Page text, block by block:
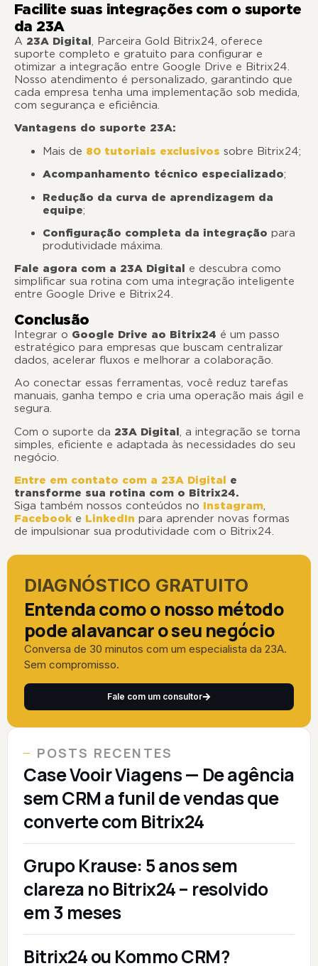
Facilite suas integrações com o suporte
da 23A
A 23A Digital, Parceira Gold Bitrix24, oferece
suporte completo e gratuito para configurar e
otimizar a integração entre Google Drive e Bitrix24.
Nosso atendimento é personalizado, garantindo que
cada empresa tenha uma implementação sob medida,
com segurança e eficiência.
Vantagens do suporte 23A:
Mais de 80 tutoriais exclusivos sobre Bitrix24;
Acompanhamento técnico especializado;
Redução da curva de aprendizagem da
equipe;
Configuração completa da integração para
produtividade máxima.
Fale agora com a 23A Digital
e descubra como
simplificar sua rotina com uma integração inteligente
entre Google Drive e Bitrix24.
Conclusão
Integrar o Google Drive ao Bitrix24 é um passo
estratégico para empresas que buscam centralizar
dados, acelerar fluxos e melhorar a colaboração.
Ao conectar essas ferramentas, você reduz tarefas
manuais, ganha tempo e cria uma operação mais ágil e
segura.
Com o suporte da 23A Digital, a integração se torna
simples, eficiente e adaptada às necessidades do seu
negócio.
Entre em contato com a 23A Digital e
transforme sua rotina com o Bitrix24.
Siga também nossos conteúdos no Instagram,
Facebook e LinkedIn para aprender novas formas
de impulsionar sua produtividade com o Bitrix24.
DIAGNÓSTICO GRATUITO
Entenda como o nosso método
pode alavancar o seu negócio
Conversa de 30 minutos com um especialista da 23A.
Sem compromisso.
Fale com um consultor
POSTS RECENTES
Case Vooir Viagens — De agência
sem CRM a funil de vendas que
converte com Bitrix24
Grupo Krause: 5 anos sem
clareza no Bitrix24 – resolvido
em 3 meses
Bitrix24 ou Kommo CRM?